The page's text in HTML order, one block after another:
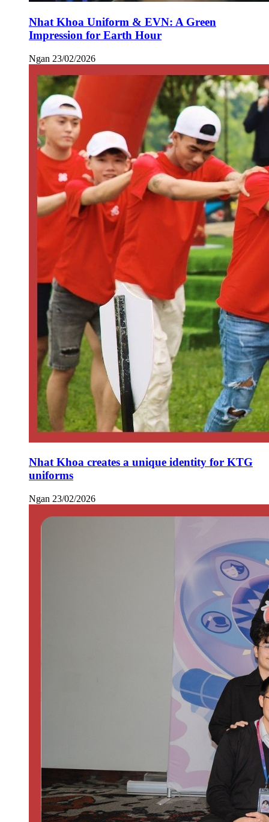
Nhat Khoa Uniform & EVN: A Green
Impression for Earth Hour
Ngan 23/02/2026
Nhat Khoa creates a unique identity for KTG
uniforms
Ngan 23/02/2026